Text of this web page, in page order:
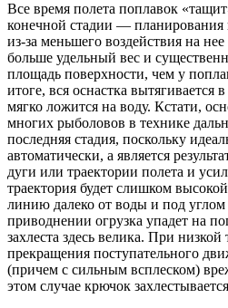
Все время полета поплавок
конечной стадии — планирования
из-за меньшего воздействия на
больше удельный вес и
площадь поверхности, чем у
итоге, вся оснастка
мягко ложится на воду. Кстати,
многих рыболовов в технике
последняя стадия, поскольку
автоматически, а является
дуги или траектории полета и
траектория будет слишком
линию далеко от воды и под
приводнении огрузка упадет на
захлеста здесь велика. При
прекращения поступательного
(причем с сильным всплеском)
этом случае крючок